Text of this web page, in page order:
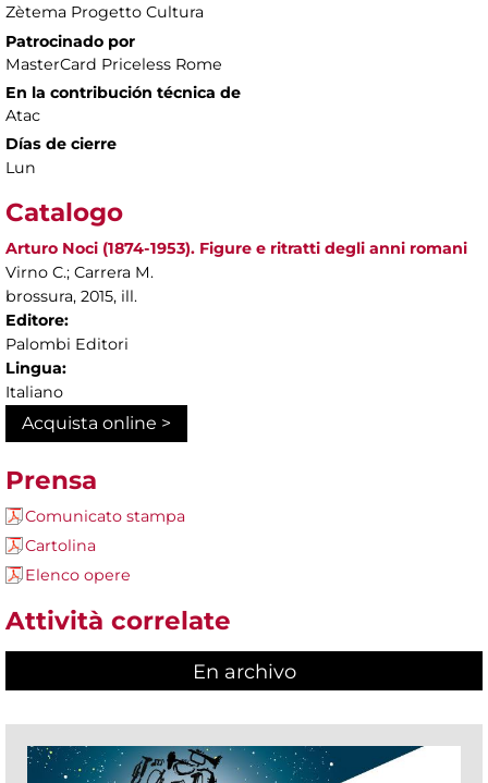
Zètema Progetto Cultura
Patrocinado por
MasterCard Priceless Rome
En la contribución técnica de
Atac
Días de cierre
Lun
Catalogo
Arturo Noci (1874-1953). Figure e ritratti degli anni romani
Virno C.; Carrera M.
brossura, 2015, ill.
Editore:
Palombi Editori
Lingua:
Italiano
Acquista online >
Prensa
Comunicato stampa
Cartolina
Elenco opere
Attività correlate
En archivo